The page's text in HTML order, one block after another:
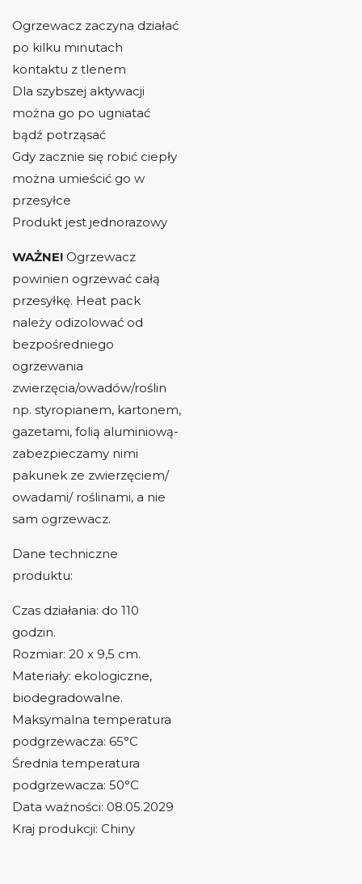
Ogrzewacz zaczyna działać
po kilku minutach
kontaktu z tlenem
Dla szybszej aktywacji
można go po ugniatać
bądź potrząsać
Gdy zacznie się robić ciepły
można umieścić go w
przesyłce
Produkt jest jednorazowy
WAŻNE! Ogrzewacz
powinien ogrzewać całą
przesyłkę. Heat pack
należy odizolować od
bezpośredniego
ogrzewania
zwierzęcia/owadów/roślin
np. styropianem, kartonem,
gazetami, folią aluminiową-
zabezpieczamy nimi
pakunek ze zwierzęciem/
owadami/ roślinami, a nie
sam ogrzewacz.
Dane techniczne
produktu:
Czas działania: do 110
godzin.
Rozmiar: 20 x 9,5 cm.
Materiały: ekologiczne,
biodegradowalne.
Maksymalna temperatura
podgrzewacza: 65°C
Średnia temperatura
podgrzewacza: 50°C
Data ważności: 08.05.2029
Kraj produkcji: Chiny